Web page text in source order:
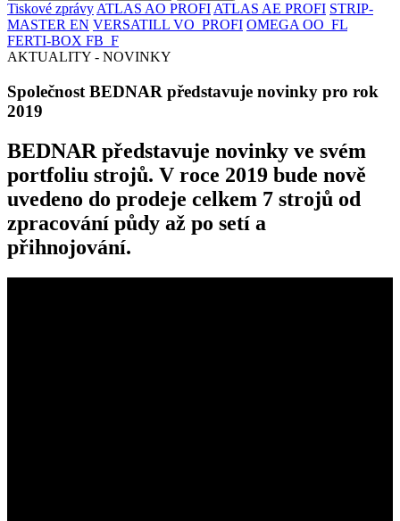
Tiskové zprávy ATLAS AO PROFI ATLAS AE PROFI STRIP-
MASTER EN VERSATILL VO_PROFI OMEGA OO_FL
FERTI-BOX FB_F
AKTUALITY - NOVINKY
Společnost BEDNAR představuje novinky pro rok
2019
BEDNAR představuje novinky ve svém
portfoliu strojů. V roce 2019 bude nově
uvedeno do prodeje celkem 7 strojů od
zpracování půdy až po setí a
přihnojování.